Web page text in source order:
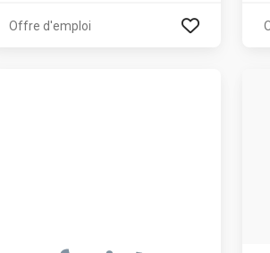
Offre d'emploi